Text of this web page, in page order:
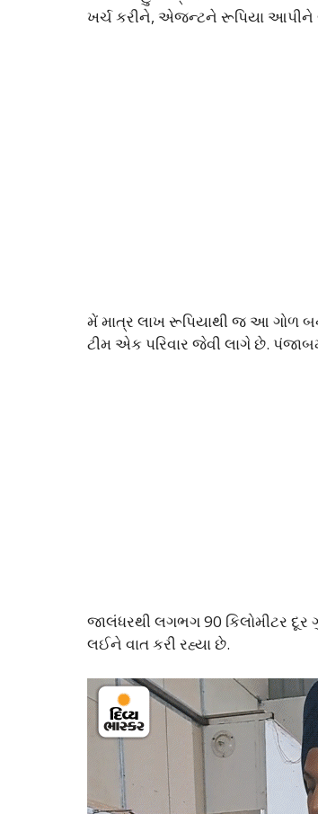
ખર્ચ કરીને, એજન્ટને રૂપિયા આપીને
મેં માત્ર લાખ રૂપિયાથી જ આ ગોળ
ટીમ એક પરિવાર જેવી લાગે છે.
જાલંધરથી લગભગ 90 કિલોમીટર દૂર
લઈને વાત કરી રહ્યા છે.